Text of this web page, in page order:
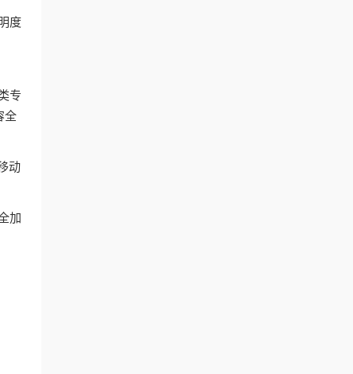
度
专
全
动
加